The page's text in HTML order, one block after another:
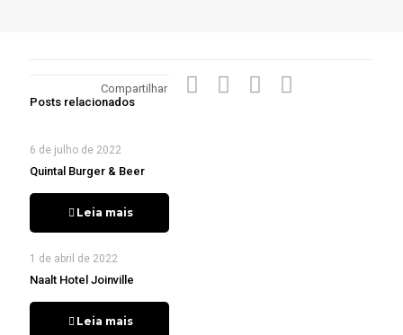
Compartilhar
Posts relacionados
6 de julho de 2022
Quintal Burger & Beer
Leia mais
1 de abril de 2022
Naalt Hotel Joinville
Leia mais